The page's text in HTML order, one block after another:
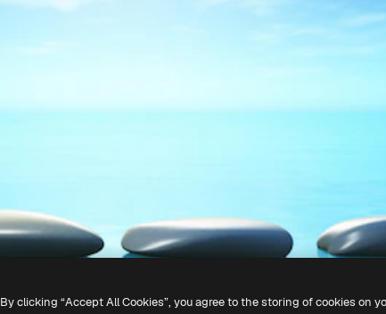
By clicking “Accept All Cookies”, you agree to the storing of cookies on